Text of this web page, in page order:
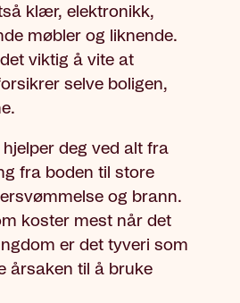
klær, elektronikk,
møbler og liknende.
viktig å vite at
selve boligen,
deg ved alt fra
fra boden til store
og brann.
koster mest når det
er det tyveri som
årsaken til å bruke